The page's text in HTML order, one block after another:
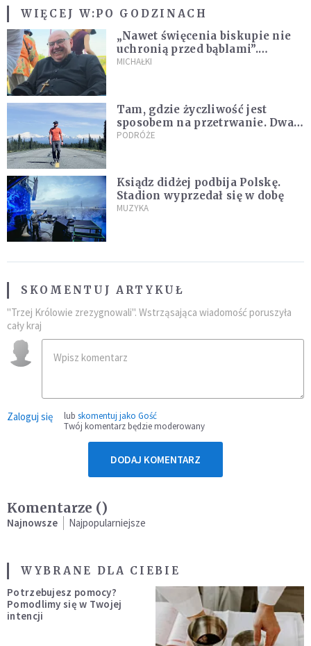
WIĘCEJ W:PO GODZINACH
„Nawet święcenia biskupie nie
uchronią przed bąblami”.
Archidiecezja pokazała
MICHAŁKI
Tam, gdzie życzliwość jest
sposobem na przetrwanie. Dwa
tygodnie na Alasce [REPORTAŻ]
PODRÓŻE
Ksiądz didżej podbija Polskę.
Stadion wyprzedał się w dobę
MUZYKA
SKOMENTUJ ARTYKUŁ
"Trzej Królowie zrezygnowali". Wstrząsająca wiadomość poruszyła
cały kraj
Zaloguj się lub skomentuj jako Gość
Twój komentarz będzie moderowany
DODAJ KOMENTARZ
Komentarze ()
Najnowsze Najpopularniejsze
WYBRANE DLA CIEBIE
Potrzebujesz pomocy?
Pomodlimy się w Twojej
intencji